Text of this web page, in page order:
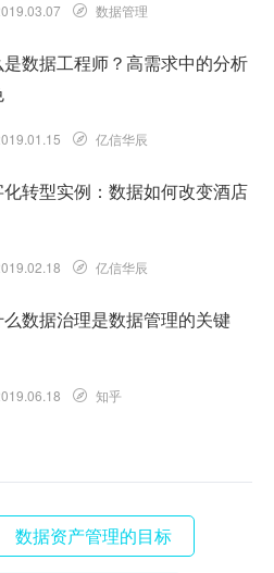
数据管理
数据工程师？高需求中的分析
亿信华辰
转型实例：数据如何改变酒店
亿信华辰
么数据治理是数据管理的关键
知乎
数据资产管理的目标